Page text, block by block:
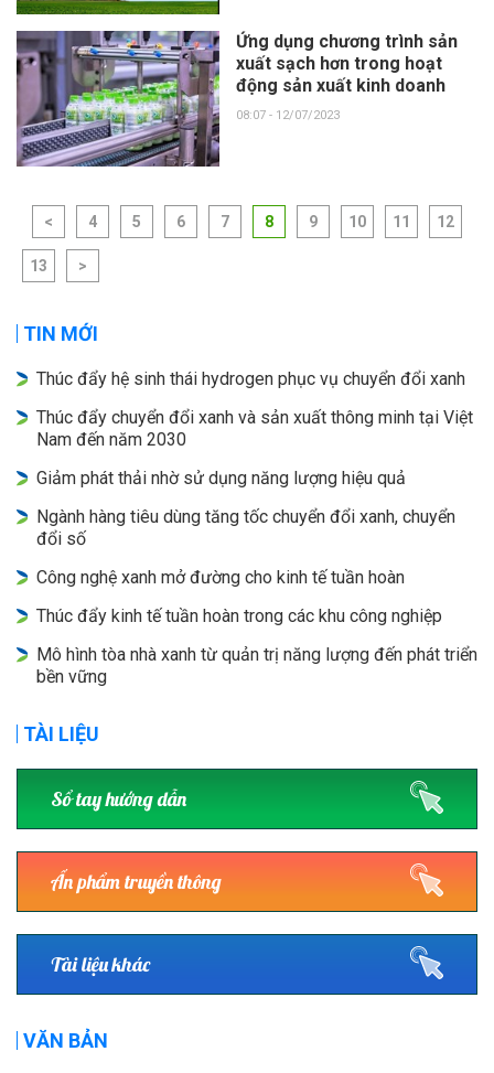
Ứng dụng chương trình sản
xuất sạch hơn trong hoạt
động sản xuất kinh doanh
08:07 - 12/07/2023
< 4 5 6 7 8 9 10 11 12
13 >
TIN MỚI
Thúc đẩy hệ sinh thái hydrogen phục vụ chuyển đổi xanh
Thúc đẩy chuyển đổi xanh và sản xuất thông minh tại Việt
Nam đến năm 2030
Giảm phát thải nhờ sử dụng năng lượng hiệu quả
Ngành hàng tiêu dùng tăng tốc chuyển đổi xanh, chuyển
đổi số
Công nghệ xanh mở đường cho kinh tế tuần hoàn
Thúc đẩy kinh tế tuần hoàn trong các khu công nghiệp
Mô hình tòa nhà xanh từ quản trị năng lượng đến phát triển
bền vững
TÀI LIỆU
Sổ tay hướng dẫn
Ấn phẩm truyền thông
Tài liệu khác
VĂN BẢN